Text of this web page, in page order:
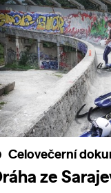
Celovečerní
ze